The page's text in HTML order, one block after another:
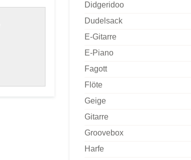
Didgeridoo
Dudelsack
E-Gitarre
E-Piano
Fagott
Flöte
Geige
Gitarre
Groovebox
Harfe